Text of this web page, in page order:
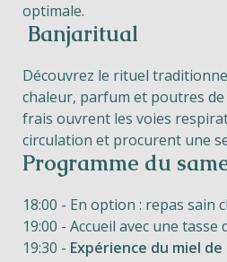
optimale.
Banjaritual
Découvrez le rituel
chaleur, parfum et poutres
frais ouvrent les voies
circulation et procurent une
Programme du
18:00 - En option : repas sain
19:00 - Accueil avec une
19:30 - Expérience du miel de